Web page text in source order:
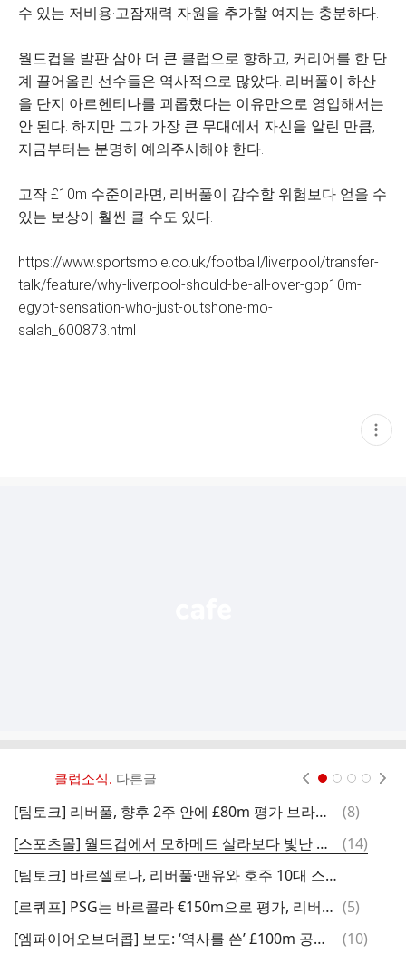
수 있는 저비용·고잠재력 자원을 추가할 여지는 충분하다.
월드컵을 발판 삼아 더 큰 클럽으로 향하고, 커리어를 한 단
계 끌어올린 선수들은 역사적으로 많았다. 리버풀이 하산
을 단지 아르헨티나를 괴롭혔다는 이유만으로 영입해서는
안 된다. 하지만 그가 가장 큰 무대에서 자신을 알린 만큼,
지금부터는 분명히 예의주시해야 한다.
고작 £10m 수준이라면, 리버풀이 감수할 위험보다 얻을 수
있는 보상이 훨씬 클 수도 있다.
https://www.sportsmole.co.uk/football/liverpool/transfer-
talk/feature/why-liverpool-should-be-all-over-gbp10m-
egypt-sensation-who-just-outshone-mo-
salah_600873.html
현
재
클럽소식. 다른글
[팀토크] 리버풀, 향후 2주 안에 £80m 평가 브라이턴 스타에게 제안 준비… 디오망데 대안으로 떠오른 흥미로운 후보
댓
(8)
[스포츠몰] 월드컵에서 모하메드 살라보다 빛난 이집트 돌풍의 주인공… 리버풀이 반드시 주목해야 하는 이유
댓
글
(14)
[팀토크] 바르셀로나, 리버풀·맨유와 호주 10대 스타 영입 경쟁… 월드컵에서 존재감 폭발
[르퀴프] PSG는 바르콜라 €150m으로 평가, 리버풀과 아스날이 주시 댓
(5)
[엠파이어오브더콥] 보도: ‘역사를 쓴’ £100m 공격수, 올여름 리버풀행 원한다… 그는 ‘월드클래스’ 재능
댓
(10)